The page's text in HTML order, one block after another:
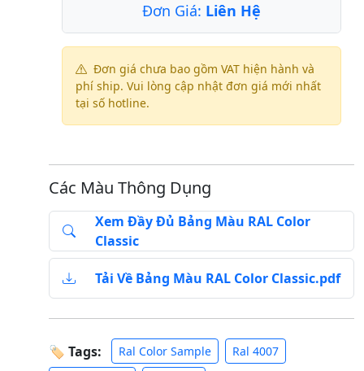
Đơn Giá: Liên Hệ
Đơn giá chưa bao gồm VAT hiện hành và
phí ship. Vui lòng cập nhật đơn giá mới nhất
tại số hotline.
Các Màu Thông Dụng
Xem Đầy Đủ Bảng Màu RAL Color
Classic
Tải Về Bảng Màu RAL Color Classic.pdf
🏷 Tags: Ral Color Sample
Ral 4007